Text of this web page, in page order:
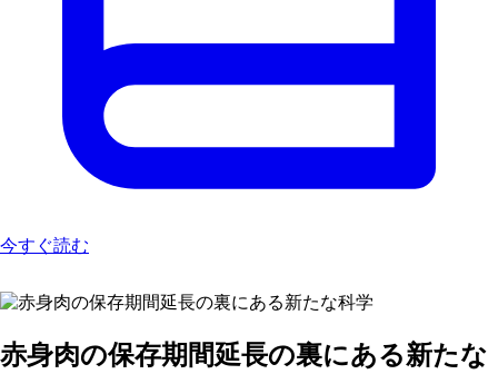
今すぐ読む
赤身肉の保存期間延長の裏にある新たな